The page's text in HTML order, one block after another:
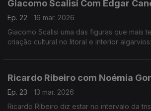
Giacomo Scalisi Com Edgar
Ep. 22
16 mar. 2026
Giacomo Scalisi uma das figuras que mais
criação cultural no litoral e interior
Ricardo Ribeiro com Noémia
Ep. 23
13 mar. 2026
Ricardo Ribeiro diz estar no intervalo da